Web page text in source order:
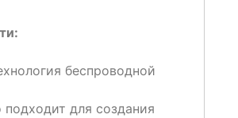
беспроводной
подходит для создания